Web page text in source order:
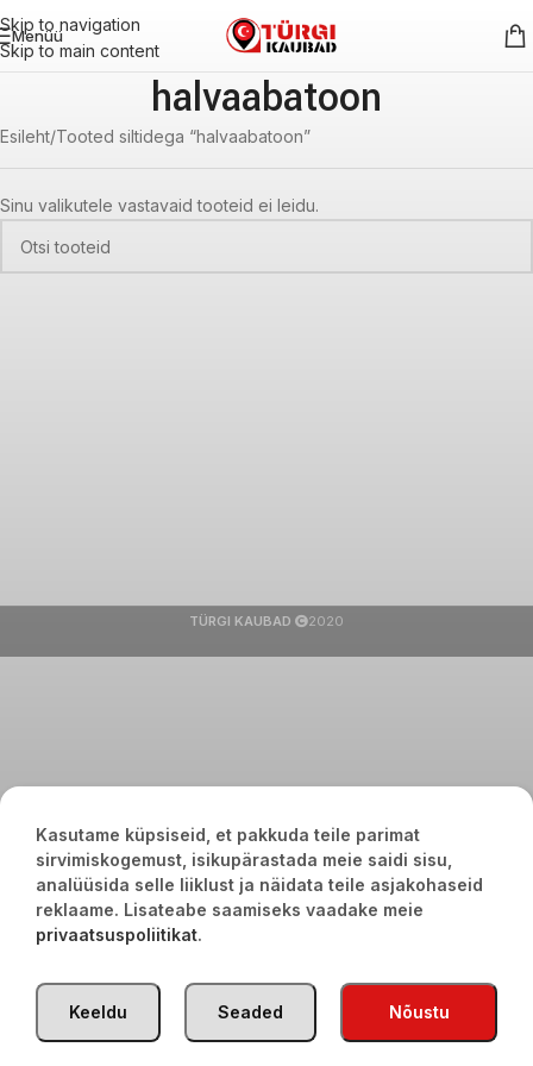
Skip to navigation
Skip to main content
Menüü
halvaabatoon
Esileht Tooted siltidega “halvaabatoon”
Sinu valikutele vastavaid tooteid ei leidu.
TÜRGI KAUBAD 2020
Kasutame küpsiseid, et pakkuda teile parimat
sirvimiskogemust, isikupärastada meie saidi sisu,
analüüsida selle liiklust ja näidata teile asjakohaseid
reklaame. Lisateabe saamiseks vaadake meie
privaatsuspoliitikat.
Nõustu
Seaded
Keeldu